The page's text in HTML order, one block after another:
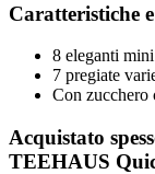
Caratteristiche
8 eleganti
7 pregiate
Con zucchero
Acquistato
TEEHAUS